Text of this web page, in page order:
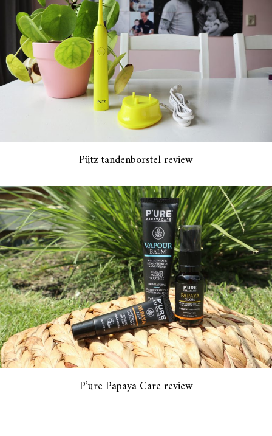
Pütz tandenborstel review
P’ure Papaya Care review